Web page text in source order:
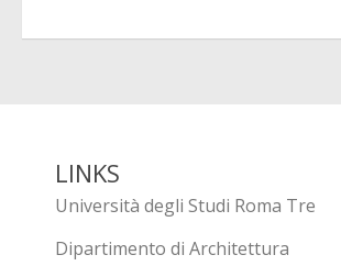
LINKS
Università degli Studi Roma Tre
Dipartimento di Architettura